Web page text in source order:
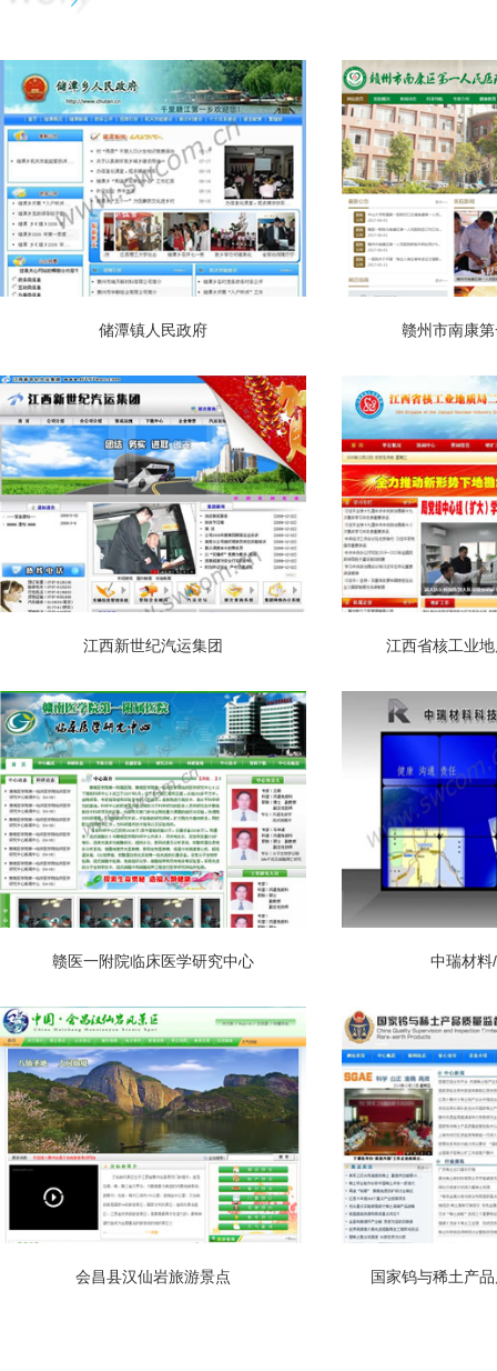
储潭镇人民政府 赣州市南康
江西新世纪汽运集团 江西省核工业
赣医一附院临床医学研究中心 中瑞材料
会昌县汉仙岩旅游景点 国家钨与稀土产